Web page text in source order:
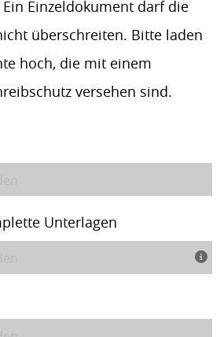
Ein Einzeldokument darf die
überschreiten. Bitte laden
hoch, die mit einem
versehen sind.
Unterlagen